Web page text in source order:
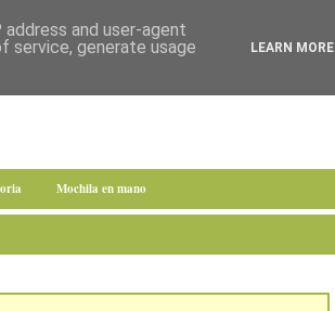
Mochila en mano
and user-agent
service, generate usage
LEARN MORE